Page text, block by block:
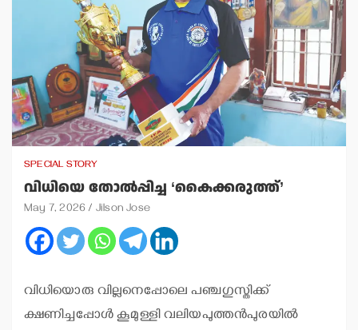
SPECIAL STORY
വിധിയെ തോല്‍പ്പിച്ച ‘കൈക്കരുത്ത്’
May 7, 2026 Jilson Jose
വിധിയൊരു വില്ലനെപ്പോലെ പഞ്ചഗുസ്തിക്ക്
ക്ഷണിച്ചപ്പോള്‍ കൂമുള്ളി വലിയപുത്തന്‍പുരയില്‍